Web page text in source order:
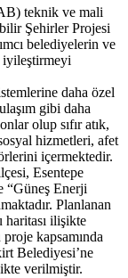
teknik ve mali
Şehirler Projesi
belediyelerin ve
iyileştirmeyi
daha özel
gibi daha
olup sıfır atık,
hizmetleri, afet
içermektedir.
Esentepe
“Güneş Enerji
Planlanan
haritası ilişikte
kapsamında
Belediyesi’ne
verilmiştir.